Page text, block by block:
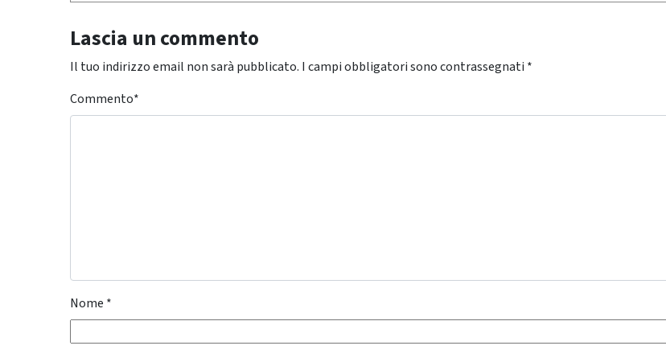
Lascia un commento
Il tuo indirizzo email non sarà pubblicato. I campi obbligatori sono contrassegnati *
Commento*
Nome *